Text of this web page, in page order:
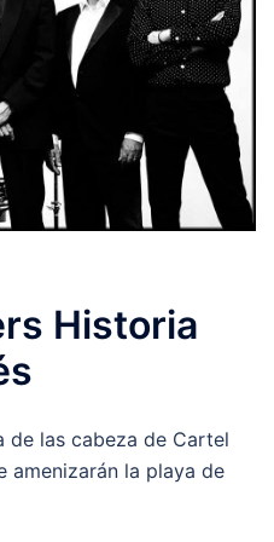
Historia
de las cabeza de Cartel
amenizarán la playa de